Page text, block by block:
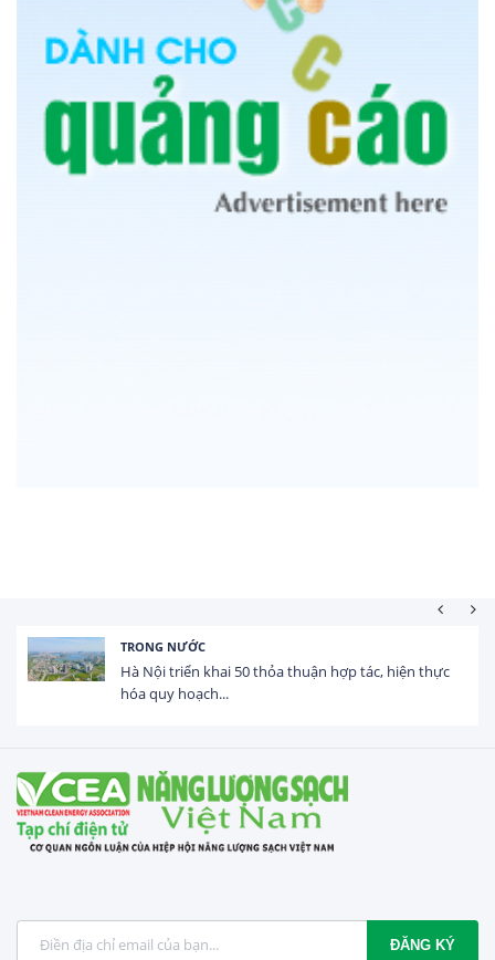
HOẠT ĐỘNG ĐẦU TƯ
Tổng vốn FDI đăng ký vào Việt Nam đạt gần 25 tỷ
USD trong 5 tháng...
ĐĂNG KÝ